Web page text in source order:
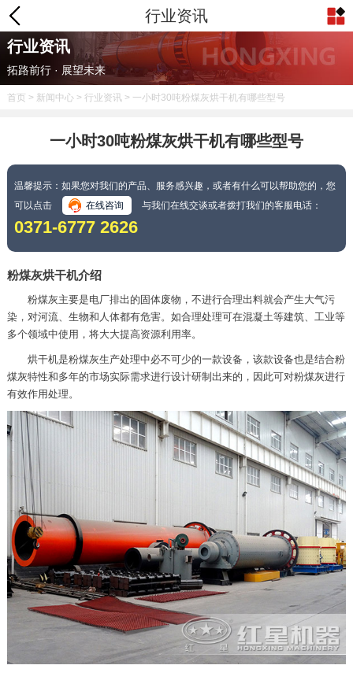
行业资讯
行业资讯
拓路前行 · 展望未来
首页 > 新闻中心> 行业资讯> 一小时30吨粉煤灰烘干机有哪些型号
一小时30吨粉煤灰烘干机有哪些型号
温馨提示：如果您对我们的产品、服务感兴趣，或者有什么可以帮助您的，您
可以点击
在线咨询 与我们在线交谈或者拨打我们的客服电话：
0371-6777 2626
粉煤灰烘干机介绍
粉煤灰主要是电厂排出的固体废物，不进行合理出料就会产生大气污
染，对河流、生物和人体都有危害。如合理处理可在混凝土等建筑、工业等
多个领域中使用，将大大提高资源利用率。
烘干机是粉煤灰生产处理中必不可少的一款设备，该款设备也是结合粉
煤灰特性和多年的市场实际需求进行设计研制出来的，因此可对粉煤灰进行
有效作用处理。